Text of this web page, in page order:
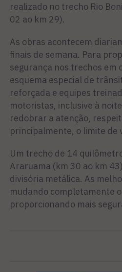
realizado no trecho Rio
02 ao km 29).
As obras acontecem
finais de semana. Para
segurança nos trechos em
esquema especial de
reforçada e equipes
motoristas, inclusive à
redobrar a atenção,
principalmente, o limite de
Um trecho de 14
Araruama (km 30 ao km
divisória metálica. As
mudando completamente
proporcionando mais